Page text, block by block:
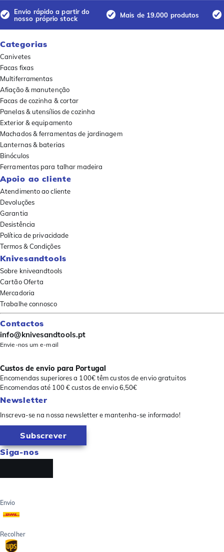
Envio rápido a partir do
nosso próprio stock
Mais de 19.000 produtos
Categorias
Canivetes
Facas fixas
Multiferramentas
Afiação & manutenção
Facas de cozinha & cortar
Panelas & utensílios de cozinha
Exterior & equipamento
Machados & ferramentas de jardinagem
Lanternas & baterias
Binóculos
Ferramentas para talhar madeira
Apoio ao cliente
Atendimento ao cliente
Devoluções
Garantia
Desistência
Política de privacidade
Termos & Condições
Knivesandtools
Sobre kniveandtools
Cartão Oferta
Mercadoria
Trabalhe connosco
Contactos
info@knivesandtools.pt
Envie-nos um e-mail
Custos de envio para Portugal
Encomendas superiores a 100€ têm custos de envio gratuitos
Encomendas até 100 € custos de envio 6,50€
Newsletter
Inscreva-se na nossa newsletter e mantenha-se informado!
Subscrever
Siga-nos
Envio
Recolher